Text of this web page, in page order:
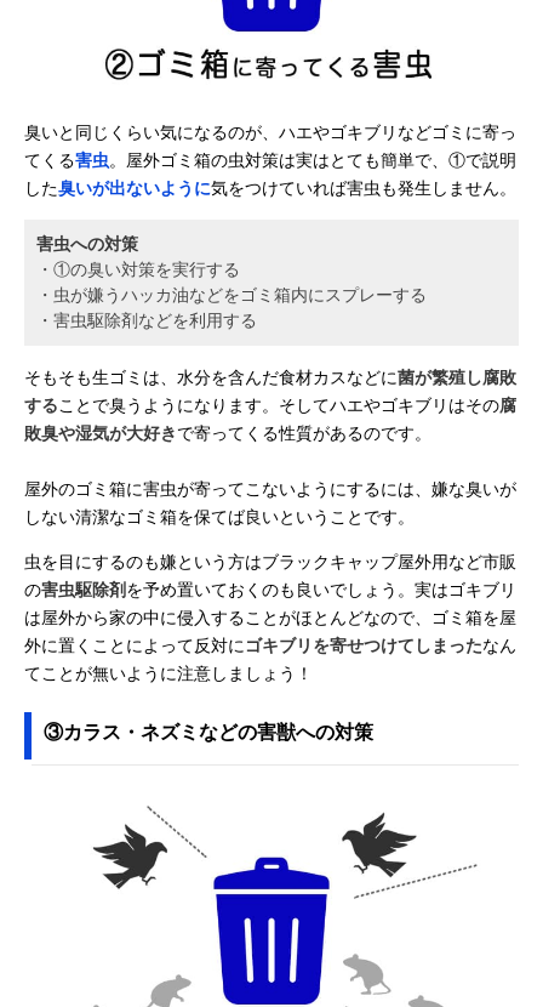
臭いと同じくらい気になるのが、ハエやゴキブリなどゴミに寄っ
てくる害虫。屋外ゴミ箱の虫対策は実はとても簡単で、①で説明
した臭いが出ないように気をつけていれば害虫も発生しません。
害虫への対策
・①の臭い対策を実行する
・虫が嫌うハッカ油などをゴミ箱内にスプレーする
・害虫駆除剤などを利用する
そもそも生ゴミは、水分を含んだ食材カスなどに菌が繁殖し腐敗
することで臭うようになります。そしてハエやゴキブリはその腐
敗臭や湿気が大好きで寄ってくる性質があるのです。
屋外のゴミ箱に害虫が寄ってこないようにするには、嫌な臭いが
しない清潔なゴミ箱を保てば良いということです。
虫を目にするのも嫌という方はブラックキャップ屋外用など市販
の害虫駆除剤を予め置いておくのも良いでしょう。実はゴキブリ
は屋外から家の中に侵入することがほとんどなので、ゴミ箱を屋
外に置くことによって反対に ゴキブリを寄せつけてしまったなん
てことが無いように注意しましょう！
③カラス・ネズミなどの害獣への対策